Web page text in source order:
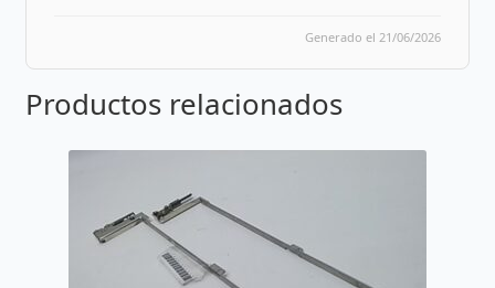
Generado el 21/06/2026
Productos relacionados